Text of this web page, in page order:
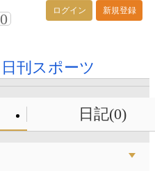
ログイン 新規登録
0
日刊スポーツ
日記(0)